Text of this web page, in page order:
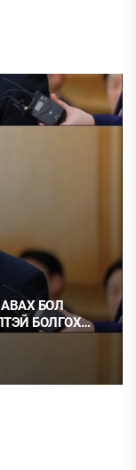
БОЛ
БОЛГОХ